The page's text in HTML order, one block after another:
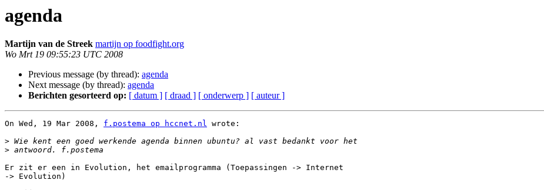
agenda
Martijn van de Streek martijn op foodfight.org
Wo Mrt 19 09:55:23 UTC 2008
Previous message (by thread): agenda
Next message (by thread): agenda
Berichten gesorteerd op: [ datum ] [ draad ] [ onderwerp ] [ auteur ]
On Wed, 19 Mar 2008, f.postema op hccnet.nl wrote:
>
>
Er zit er een in Evolution, het emailprogramma (Toepassingen -> Internet
-> Evolution)